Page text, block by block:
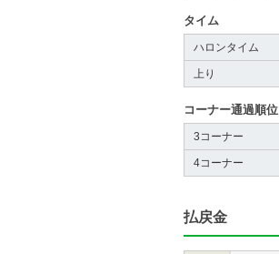
タイム
ハロンタイム
上り
コーナー通過順位
3コーナー
4コーナー
払戻金